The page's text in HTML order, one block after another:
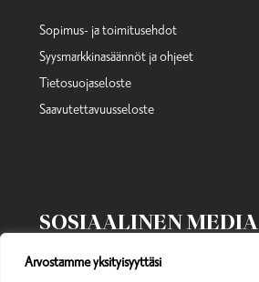
Arvostamme yksityisyyttäsi
Sopimus- ja toimitusehdot
Syysmarkkinasäännöt ja ohjeet
Tietosuojaseloste
Saavutettavuusseloste
SOSIAALINEN MEDIA